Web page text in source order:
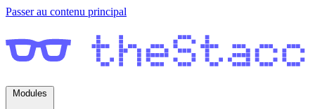
Passer au contenu principal